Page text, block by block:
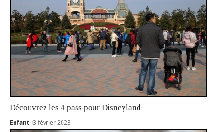
Découvrez les 4 pass pour Disneyland
Enfant 3 février 2023